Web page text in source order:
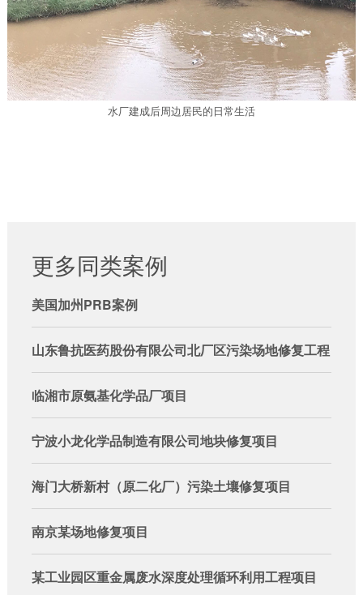
水厂建成后周边居民的日常生活
更多同类案例
美国加州PRB案例
山东鲁抗医药股份有限公司北厂区污染场地修复工程
临湘市原氨基化学品厂项目
宁波小龙化学品制造有限公司地块修复项目
海门大桥新村（原二化厂）污染土壤修复项目
南京某场地修复项目
某工业园区重金属废水深度处理循环利用工程项目